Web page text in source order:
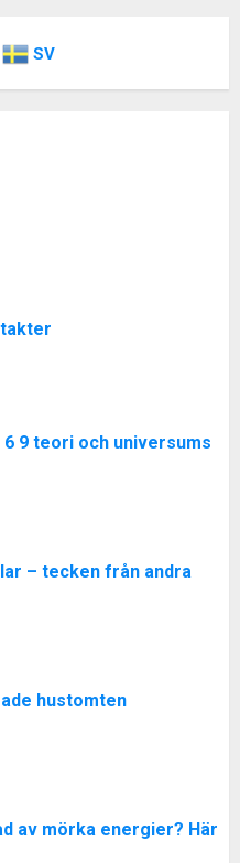
SV
6 9 teori och universums
– tecken från andra
hustomten
av mörka energier? Här